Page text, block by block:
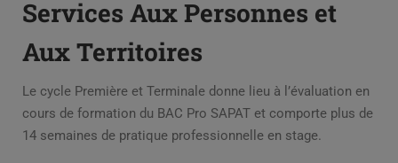
Services Aux Personnes et
Aux Territoires
Le cycle Première et Terminale donne lieu à l’évaluation en
cours de formation du BAC Pro SAPAT et comporte plus de
14 semaines de pratique professionnelle en stage.